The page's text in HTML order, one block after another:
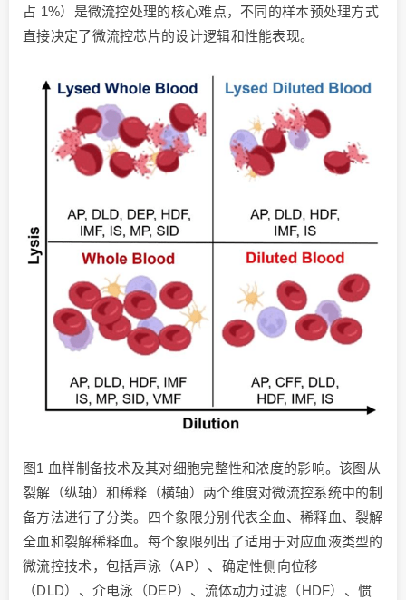
占 1%）是微流控处理的核心难点，不同的样本预处理方式
直接决定了微流控芯片的设计逻辑和性能表现。
图1 血样制备技术及其对细胞完整性和浓度的影响。该图从
裂解（纵轴）和稀释（横轴）两个维度对微流控系统中的制
备方法进行了分类。四个象限分别代表全血、稀释血、裂解
全血和裂解稀释血。每个象限列出了适用于对应血液类型的
微流控技术，包括声泳（AP）、确定性侧向位移
（DLD）、介电泳（DEP）、流体动力过滤（HDF）、惯